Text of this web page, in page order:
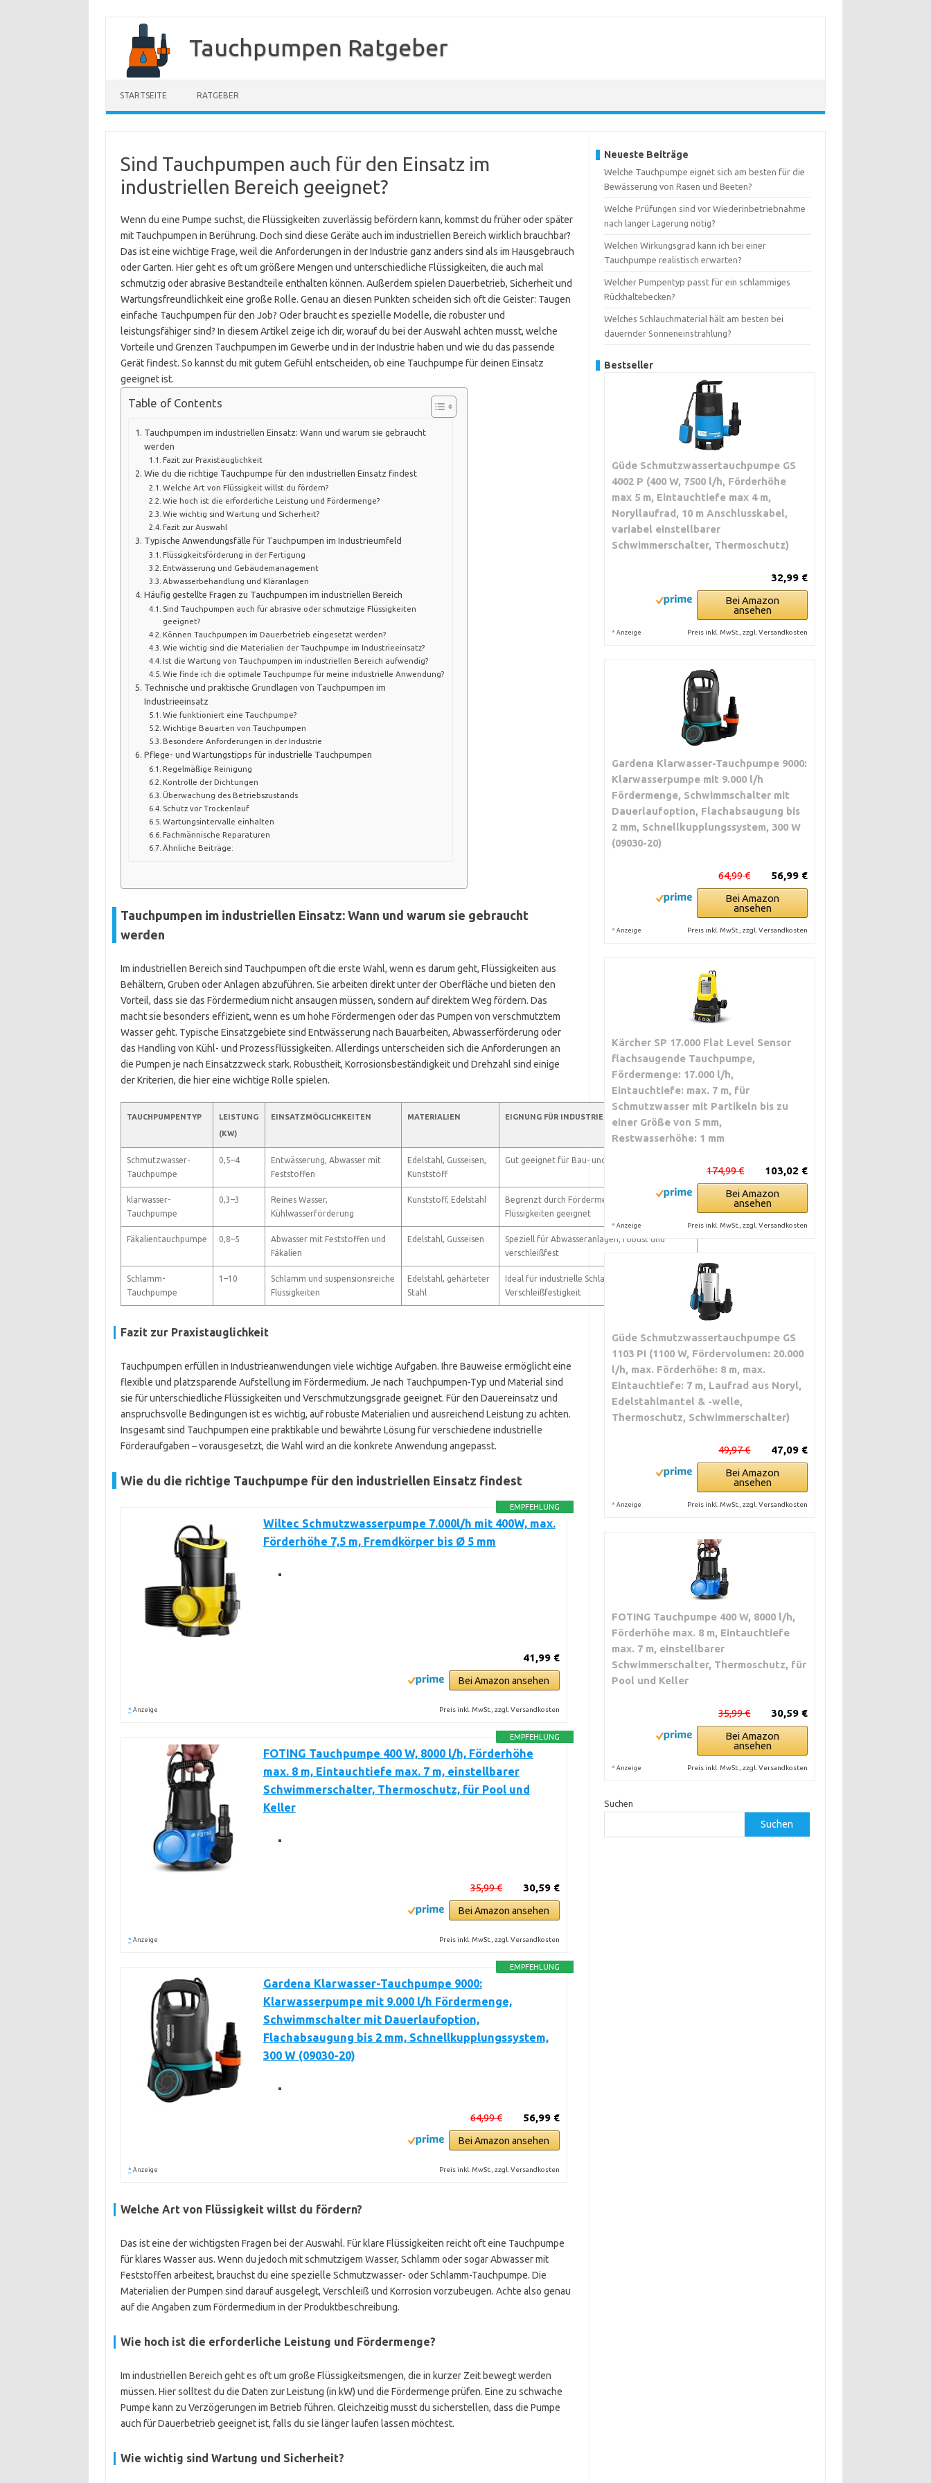
springen
Tauchpumpen Ratgeber
STARTSEITE RATGEBER
Sind Tauchpumpen auch für den Einsatz im
industriellen Bereich geeignet?
Wenn du eine Pumpe suchst, die Flüssigkeiten zuverlässig befördern kann, kommst du früher oder später
mit Tauchpumpen in Berührung. Doch sind diese Geräte auch im industriellen Bereich wirklich brauchbar?
Das ist eine wichtige Frage, weil die Anforderungen in der Industrie ganz anders sind als im Hausgebrauch
oder Garten. Hier geht es oft um größere Mengen und unterschiedliche Flüssigkeiten, die auch mal
schmutzig oder abrasive Bestandteile enthalten können. Außerdem spielen Dauerbetrieb, Sicherheit und
Wartungsfreundlichkeit eine große Rolle. Genau an diesen Punkten scheiden sich oft die Geister: Taugen
einfache Tauchpumpen für den Job? Oder braucht es spezielle Modelle, die robuster und
leistungsfähiger sind? In diesem Artikel zeige ich dir, worauf du bei der Auswahl achten musst, welche
Vorteile und Grenzen Tauchpumpen im Gewerbe und in der Industrie haben und wie du das passende
Gerät findest. So kannst du mit gutem Gefühl entscheiden, ob eine Tauchpumpe für deinen Einsatz
geeignet ist.
Table of Contents
Tauchpumpen im industriellen Einsatz: Wann und warum sie gebraucht
werden
Fazit zur Praxistauglichkeit
Wie du die richtige Tauchpumpe für den industriellen Einsatz findest
Welche Art von Flüssigkeit willst du fördern?
Wie hoch ist die erforderliche Leistung und Fördermenge?
Wie wichtig sind Wartung und Sicherheit?
Fazit zur Auswahl
Typische Anwendungsfälle für Tauchpumpen im Industrieumfeld
Flüssigkeitsförderung in der Fertigung
Entwässerung und Gebäudemanagement
Abwasserbehandlung und Kläranlagen
Häufig gestellte Fragen zu Tauchpumpen im industriellen Bereich
Sind Tauchpumpen auch für abrasive oder schmutzige Flüssigkeiten
geeignet?
Können Tauchpumpen im Dauerbetrieb eingesetzt werden?
Wie wichtig sind die Materialien der Tauchpumpe im Industrieeinsatz?
Ist die Wartung von Tauchpumpen im industriellen Bereich aufwendig?
Wie finde ich die optimale Tauchpumpe für meine industrielle Anwendung?
Technische und praktische Grundlagen von Tauchpumpen im
Industrieeinsatz
Wie funktioniert eine Tauchpumpe?
Wichtige Bauarten von Tauchpumpen
Besondere Anforderungen in der Industrie
Pflege- und Wartungstipps für industrielle Tauchpumpen
Regelmäßige Reinigung
Kontrolle der Dichtungen
Überwachung des Betriebszustands
Schutz vor Trockenlauf
Wartungsintervalle einhalten
Fachmännische Reparaturen
Ähnliche Beiträge:
Tauchpumpen im industriellen Einsatz: Wann und warum sie gebraucht
werden
Im industriellen Bereich sind Tauchpumpen oft die erste Wahl, wenn es darum geht, Flüssigkeiten aus
Behältern, Gruben oder Anlagen abzuführen. Sie arbeiten direkt unter der Oberfläche und bieten den
Vorteil, dass sie das Fördermedium nicht ansaugen müssen, sondern auf direktem Weg fördern. Das
macht sie besonders effizient, wenn es um hohe Fördermengen oder das Pumpen von verschmutztem
Wasser geht. Typische Einsatzgebiete sind Entwässerung nach Bauarbeiten, Abwasserförderung oder
das Handling von Kühl- und Prozessflüssigkeiten. Allerdings unterscheiden sich die Anforderungen an
die Pumpen je nach Einsatzzweck stark. Robustheit, Korrosionsbeständigkeit und Drehzahl sind einige
der Kriterien, die hier eine wichtige Rolle spielen.
TAUCHPUMPENTYP
LEISTUNG
(KW)
EINSATZMÖGLICHKEITEN MATERIALIEN EIGNUNG FÜR INDUSTRIE
Schmutzwasser-
Tauchpumpe
0,5–4
Entwässerung, Abwasser mit
Feststoffen
Edelstahl, Gusseisen,
Kunststoff
Gut geeignet für Bau- und Abwassertechnik
klarwasser-
Tauchpumpe
0,3–3
Reines Wasser,
Kühlwasserförderung
Kunststoff, Edelstahl
Begrenzt durch Fördermedium; für klare
Flüssigkeiten geeignet
Fäkalientauchpumpe 0,8–5
Abwasser mit Feststoffen und
Fäkalien
Edelstahl, Gusseisen
Speziell für Abwasseranlagen; robust und
verschleißfest
Schlamm-
Tauchpumpe
1–10
Schlamm und suspensionsreiche
Flüssigkeiten
Edelstahl, gehärteter
Stahl
Ideal für industrielle Schlammförderung; hohe
Verschleißfestigkeit
Fazit zur Praxistauglichkeit
Tauchpumpen erfüllen in Industrieanwendungen viele wichtige Aufgaben. Ihre Bauweise ermöglicht eine
flexible und platzsparende Aufstellung im Fördermedium. Je nach Tauchpumpen-Typ und Material sind
sie für unterschiedliche Flüssigkeiten und Verschmutzungsgrade geeignet. Für den Dauereinsatz und
anspruchsvolle Bedingungen ist es wichtig, auf robuste Materialien und ausreichend Leistung zu achten.
Insgesamt sind Tauchpumpen eine praktikable und bewährte Lösung für verschiedene industrielle
Förderaufgaben – vorausgesetzt, die Wahl wird an die konkrete Anwendung angepasst.
Wie du die richtige Tauchpumpe für den industriellen Einsatz findest
EMPFEHLUNG
Wiltec Schmutzwasserpumpe 7.000l/h mit 400W, max.
Förderhöhe 7,5 m, Fremdkörper bis Ø 5 mm
41,99 €
Bei Amazon ansehen
* Anzeige Preis inkl. MwSt., zzgl. Versandkosten
EMPFEHLUNG
FOTING Tauchpumpe 400 W, 8000 l/h, Förderhöhe
max. 8 m, Eintauchtiefe max. 7 m, einstellbarer
Schwimmerschalter, Thermoschutz, für Pool und
Keller
30,59 €
35,99 €
Bei Amazon ansehen
* Anzeige Preis inkl. MwSt., zzgl. Versandkosten
EMPFEHLUNG
Gardena Klarwasser-Tauchpumpe 9000:
Klarwasserpumpe mit 9.000 l/h Fördermenge,
Schwimmschalter mit Dauerlaufoption,
Flachabsaugung bis 2 mm, Schnellkupplungssystem,
300 W (09030-20)
56,99 €
64,99 €
Bei Amazon ansehen
* Anzeige Preis inkl. MwSt., zzgl. Versandkosten
Welche Art von Flüssigkeit willst du fördern?
Das ist eine der wichtigsten Fragen bei der Auswahl. Für klare Flüssigkeiten reicht oft eine Tauchpumpe
für klares Wasser aus. Wenn du jedoch mit schmutzigem Wasser, Schlamm oder sogar Abwasser mit
Feststoffen arbeitest, brauchst du eine spezielle Schmutzwasser- oder Schlamm-Tauchpumpe. Die
Materialien der Pumpen sind darauf ausgelegt, Verschleiß und Korrosion vorzubeugen. Achte also genau
auf die Angaben zum Fördermedium in der Produktbeschreibung.
Wie hoch ist die erforderliche Leistung und Fördermenge?
Im industriellen Bereich geht es oft um große Flüssigkeitsmengen, die in kurzer Zeit bewegt werden
müssen. Hier solltest du die Daten zur Leistung (in kW) und die Fördermenge prüfen. Eine zu schwache
Pumpe kann zu Verzögerungen im Betrieb führen. Gleichzeitig musst du sicherstellen, dass die Pumpe
auch für Dauerbetrieb geeignet ist, falls du sie länger laufen lassen möchtest.
Wie wichtig sind Wartung und Sicherheit?
Neueste Beiträge
Welche Tauchpumpe eignet sich am besten für die
Bewässerung von Rasen und Beeten?
Welche Prüfungen sind vor Wiederinbetriebnahme
nach langer Lagerung nötig?
Welchen Wirkungsgrad kann ich bei einer
Tauchpumpe realistisch erwarten?
Welcher Pumpentyp passt für ein schlammiges
Rückhaltebecken?
Welches Schlauchmaterial hält am besten bei
dauernder Sonneneinstrahlung?
Bestseller
Güde Schmutzwassertauchpumpe GS
4002 P (400 W, 7500 l/h, Förderhöhe
max 5 m, Eintauchtiefe max 4 m,
Noryllaufrad, 10 m Anschlusskabel,
variabel einstellbarer
Schwimmerschalter, Thermoschutz)
32,99 €
Bei Amazon
ansehen
* Anzeige Preis inkl. MwSt., zzgl. Versandkosten
Gardena Klarwasser-Tauchpumpe 9000:
Klarwasserpumpe mit 9.000 l/h
Fördermenge, Schwimmschalter mit
Dauerlaufoption, Flachabsaugung bis
2 mm, Schnellkupplungssystem, 300 W
(09030-20)
56,99 €
64,99 €
Bei Amazon
ansehen
* Anzeige Preis inkl. MwSt., zzgl. Versandkosten
Kärcher SP 17.000 Flat Level Sensor
flachsaugende Tauchpumpe,
Fördermenge: 17.000 l/h,
Eintauchtiefe: max. 7 m, für
Schmutzwasser mit Partikeln bis zu
einer Größe von 5 mm,
Restwasserhöhe: 1 mm
103,02 €
174,99 €
Bei Amazon
ansehen
* Anzeige Preis inkl. MwSt., zzgl. Versandkosten
Güde Schmutzwassertauchpumpe GS
1103 PI (1100 W, Fördervolumen: 20.000
l/h, max. Förderhöhe: 8 m, max.
Eintauchtiefe: 7 m, Laufrad aus Noryl,
Edelstahlmantel & -welle,
Thermoschutz, Schwimmerschalter)
47,09 €
49,97 €
Bei Amazon
ansehen
* Anzeige Preis inkl. MwSt., zzgl. Versandkosten
FOTING Tauchpumpe 400 W, 8000 l/h,
Förderhöhe max. 8 m, Eintauchtiefe
max. 7 m, einstellbarer
Schwimmerschalter, Thermoschutz, für
Pool und Keller
30,59 €
35,99 €
Bei Amazon
ansehen
* Anzeige Preis inkl. MwSt., zzgl. Versandkosten
Suchen
Suchen